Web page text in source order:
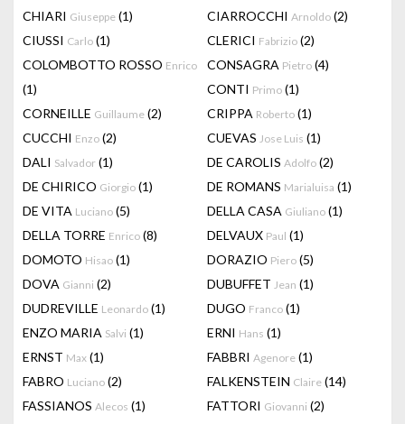
CHIARI Giuseppe (1) CIARROCCHI Arnoldo (2)
CIUSSI Carlo (1) CLERICI Fabrizio (2)
COLOMBOTTO ROSSO Enrico
(1)
CONSAGRA Pietro (4)
CONTI Primo (1)
CORNEILLE Guillaume (2) CRIPPA Roberto (1)
CUCCHI Enzo (2) CUEVAS Jose Luis (1)
DALI Salvador (1) DE CAROLIS Adolfo (2)
DE CHIRICO Giorgio (1) DE ROMANS Marialuisa (1)
DE VITA Luciano (5) DELLA CASA Giuliano (1)
DELLA TORRE Enrico (8) DELVAUX Paul (1)
DOMOTO Hisao (1) DORAZIO Piero (5)
DOVA Gianni (2) DUBUFFET Jean (1)
DUDREVILLE Leonardo (1) DUGO Franco (1)
ENZO MARIA Salvi (1) ERNI Hans (1)
ERNST Max (1) FABBRI Agenore (1)
FABRO Luciano (2) FALKENSTEIN Claire (14)
FASSIANOS Alecos (1) FATTORI Giovanni (2)